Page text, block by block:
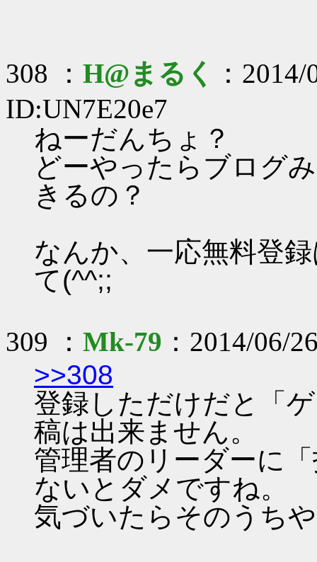
308 ： H@まるく
：
ID:UN7E20e7
ねーだんちょ？
どーやったらブログ
きるの？
なんか、一応無料登
て(^^;;
309 ： Mk-79 ：2014/06/
>>308
登録しただけだと「
稿は出来ません。
管理者のリーダーに
ないとダメですね。
気づいたらそのうち